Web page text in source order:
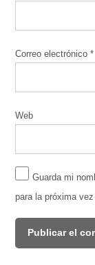
Correo electrónico*
Web
Guarda mi
para la próxima vez